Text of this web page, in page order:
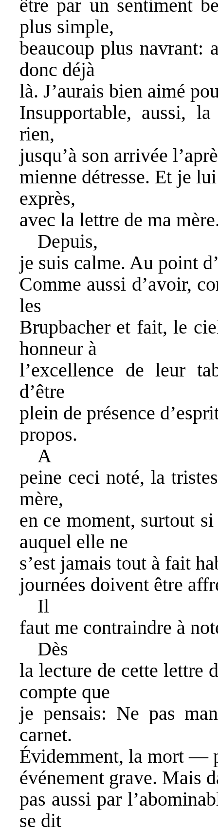
être par un sentiment
plus simple,
beaucoup plus navrant:
donc déjà
là. J’aurais bien aimé
Insupportable, aussi,
rien,
jusqu’à son arrivée
mienne détresse. Et je
exprès,
avec la lettre de ma
Depuis,
je suis calme. Au point
Comme aussi d’avoir,
les
Brupbacher et fait, le
honneur à
l’excellence de leur
d’être
plein de présence
propos.
A
peine ceci noté, la
mère,
en ce moment, surtout
auquel elle ne
s’est jamais tout à fait
journées doivent être
Il
faut me contraindre à
Dès
la lecture de cette lettre
compte que
je pensais: Ne pas
carnet.
Évidemment, la mort —
événement grave. Mais
pas aussi par
se dit